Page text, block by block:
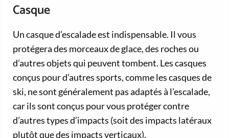
Casque
Un casque d’escalade est indispensable. Il vous
protégera des morceaux de glace, des roches ou
d’autres objets qui peuvent tombent. Les casques
conçus pour d’autres sports, comme les casques de
ski, ne sont généralement pas adaptés à l’escalade,
car ils sont conçus pour vous protéger contre
d’autres types d’impacts (soit des impacts latéraux
plutôt que des impacts verticaux).